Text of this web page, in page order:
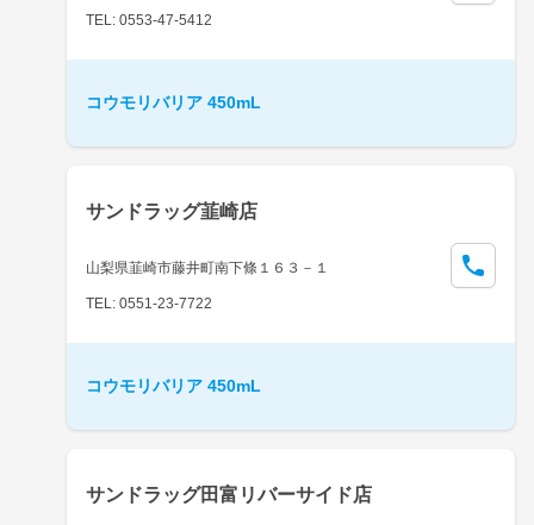
TEL: 0553-47-5412
コウモリバリア 450mL
サンドラッグ韮崎店
山梨県韮崎市藤井町南下條１６３－１
TEL: 0551-23-7722
コウモリバリア 450mL
サンドラッグ田富リバーサイド店